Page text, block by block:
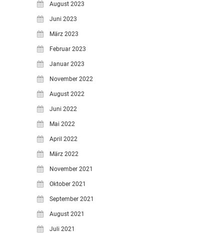
August 2023
Juni 2023
März 2023
Februar 2023
Januar 2023
November 2022
August 2022
Juni 2022
Mai 2022
April 2022
März 2022
November 2021
Oktober 2021
September 2021
August 2021
Juli 2021